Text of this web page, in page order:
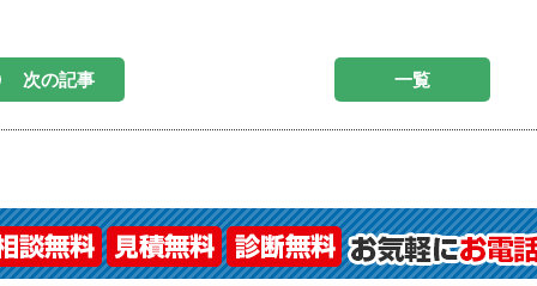
次の記事 一覧